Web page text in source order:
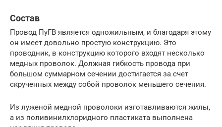
Состав
Провод ПуГВ является одножильным, и благодаря этому
он имеет довольно простую конструкцию. Это
проводник, в конструкцию которого входят несколько
медных проволок. Должная гибкость провода при
большом суммарном сечении достигается за счет
скрученных между собой проволок меньшего сечения.
Из луженой медной проволоки изготавливаются жилы,
а из поливинилхлоридного пластиката выполнена